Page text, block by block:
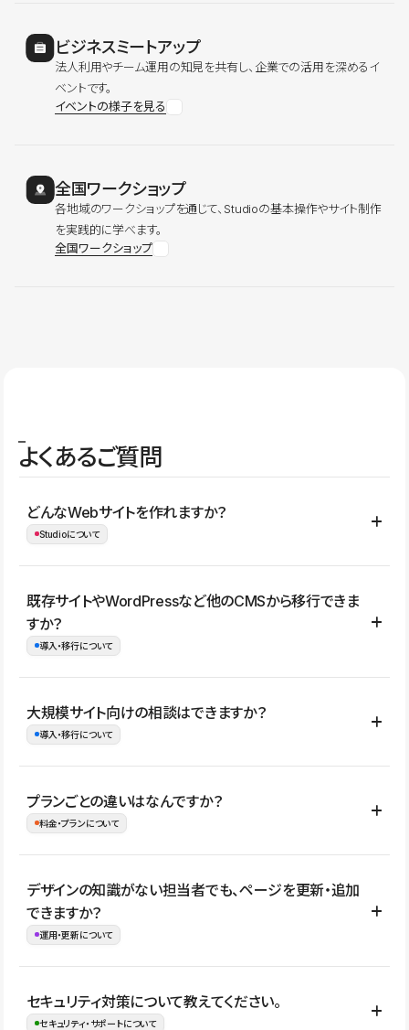
ビジネスミートアップ
法人利用やチーム運用の知見を共有し、企業での活用を深めるイ
ベントです。
イベントの様子を見る
全国ワークショップ
各地域のワークショップを通じて、Studioの基本操作やサイト制作
を実践的に学べます。
全国ワークショップ
よくあるご質問
どんなWebサイトを作れますか？
Studioについて
コーポレートサイト、サービスサイト、LP、採用サイト、ブロ
グ・メディア、イベントサイト、店舗・商品紹介サイト、ポートフ
ォリオなど幅広く制作できます。
既存サイトやWordPressなど他のCMSから移行できま
すか？
導入・移行について
はい。既存サイトの構成やコンテンツ、URLを整理したうえで、
Studio上に再構築する形で移行できます。 WordPressの場合は、
イト全体のデザインや設定がそのまま移行されるわけではないた
め、移行後にページ構成やデザイン、CMS設計、URL・リダイレク
大規模サイト向けの相談はできますか？
導入・移行について
はい。アクセス規模が大きいサイトや、複数部門での運用、権限管
理、セキュリティ確認、既存システムとの連携など、個別の要件が
ない段階でも、お問い合わせください。
お問合せはこちら
プランごとの違いはなんですか？
料金・プランについて
公開ページ数、バージョン履歴の期間、CMS利用数の上限、権限
管理の有無などがプランごとに異なります。詳しくは料金プランペ
ージをご覧ください。
デザインの知識がない担当者でも、ページを更新・追加
できますか？
運用・更新について
はい。CMSやコンポーネントを活用して更新範囲を設計しておく
ことで、デザインを崩しにくい状態で運用できます。 さらにコン
セキュリティ対策について教えてください。
セキュリティ・サポートについて